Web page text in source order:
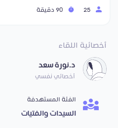
أخصائية اللقاء
د.نورة سعد
أخصائي نفسي
الفئة المستهدفة
السيدات والفتيات